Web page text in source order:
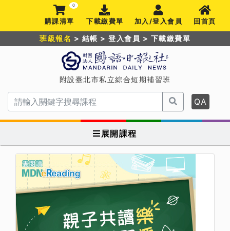
0
購課清單 下載繳費單 加入/登入會員 回首頁
附設臺北市私立綜合短期補習班
QA
展開課程
班級報名 > 結帳 > 登入會員 > 下載繳費單